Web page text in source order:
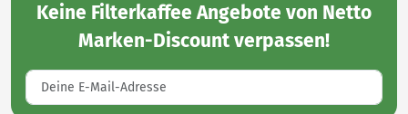
Keine Filterkaffee Angebote von Netto
Marken-Discountverpassen!